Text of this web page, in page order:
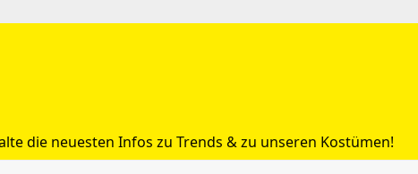
die neuesten Infos zu Trends & zu unseren Kostümen!